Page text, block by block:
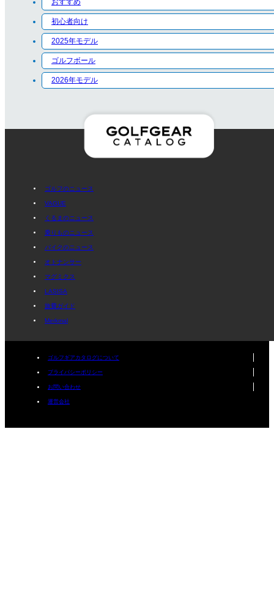
初心者向け
2025年モデル
ゴルフボール
2026年モデル
ゴルフのニュース
VAGUE
くるまのニュース
乗りものニュース
バイクのニュース
オトナンサー
マグミクス
LASISA
旅費ガイド
Merkmal
ゴルフギアカタログについて
プライパシーポリシー
お問い合わせ
運営会社